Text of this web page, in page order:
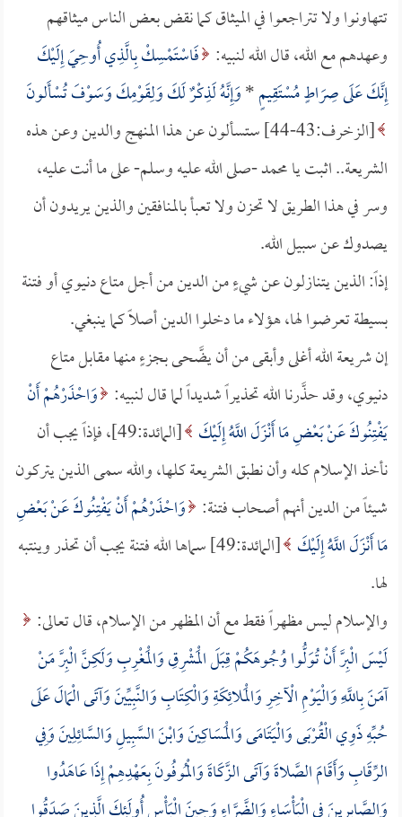
تتهاونوا ولا تتراجعوا في الميثاق كما نقض بعض الناس ميثاقهم
وعهدهم مع الله، قال الله لنبيه: فَاسْتَمْسِكْ بِالَّذِي أُوحِيَ إِلَيْكَ
إِنَّكَ عَلَى صِرَاطٍ مُسْتَقِيمٍ*وَإِنَّهُ لَذِكْرٌ لَكَ وَلِقَوْمِكَ وَسَوْفَ تُسْأَلونَ
[الزخرف:43-44] ستسألون عن هذا المنهج والدين وعن هذه
الشريعة.. اثبت يا محمد -صلى الله عليه وسلم- على ما أنت عليه،
وسر في هذا الطريق لا تحزن ولا تعبأ بالمنافقين والذين يريدون أن
يصدوك عن سبيل الله.
إذاً: الذين يتنازلون عن شيءٍ من الدين من أجل متاع دنيوي أو فتنة
بسيطة تعرضوا لها، هؤلاء ما دخلوا الدين أصلاً كما ينبغي.
إن شريعة الله أغلى وأبقى من أن يضَّحى بجزءٍ منها مقابل متاع
دنيوي، وقد حذَّرنا الله تحذيراً شديداً لما قال لنبيه: وَاحْذَرْهُمْ أَنْ
يَفْتِنُوكَ عَنْ بَعْضِ مَا أَنْزَلَ اللَّهُ إِلَيْكَ
[المائدة:49]، فإذاً يجب أن
نأخذ الإسلام كله وأن نطبق الشريعة كلها، والله سمى الذين يتركون
شيئاً من الدين أنهم أصحاب فتنة: وَاحْذَرْهُمْ أَنْ يَفْتِنُوكَ عَنْ بَعْضِ
مَا أَنْزَلَ اللَّهُ إِلَيْكَ
[المائدة:49] سماها الله فتنة يجب أن تحذر وينتبه
لها.
والإسلام ليس مظهراً فقط مع أن المظهر من الإسلام، قال تعالى:
لَيْسَ الْبِرَّ أَنْ تُوَلُّوا وُجُوهَكُمْ قِبَلَ الْمَشْرِقِ وَالْمَغْرِبِ وَلَكِنَّ الْبِرَّ مَنْ
آمَنَ بِاللَّهِ وَالْيَوْمِ الْآخِرِ وَالْمَلائِكَةِ وَالْكِتَابِ وَالنَّبِيِّينَ وَآتَى الْمَالَ عَلَى
حُبِّهِ ذَوِي الْقُرْبَى وَالْيَتَامَى وَالْمَسَاكِينَ وَابْنَ السَّبِيلِ وَالسَّائِلِينَ وَفِي
الرِّقَابِ وَأَقَامَ الصَّلاةَ وَآتَى الزَّكَاةَ وَالْمُوفُونَ بِعَهْدِهِمْ إِذَا عَاهَدُوا